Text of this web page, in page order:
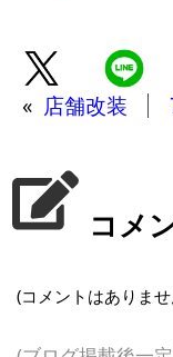
« 店舗改装
コメ
(コメントはありま